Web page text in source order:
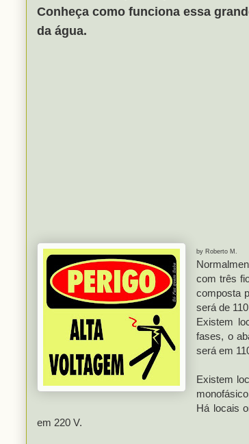
Conheça como funciona essa
da água.
by Roberto M.
com três
composta
será de
Existem
fases, o
será em
Existem
Há locais
em 220 V.